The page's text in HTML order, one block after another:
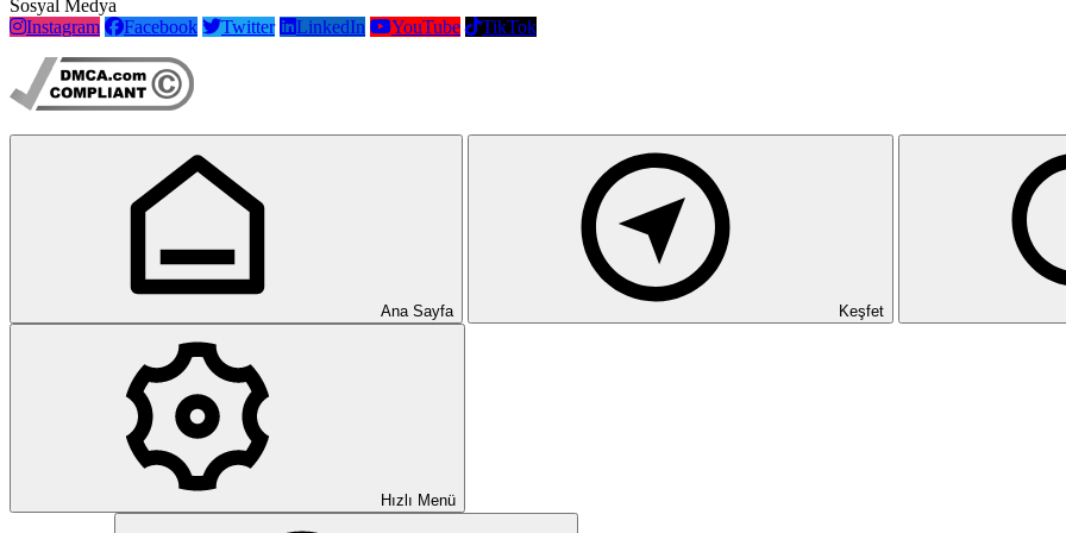
Sosyal Medya
Instagram
Facebook Twitter LinkedIn YouTube TikTok
Ana Sayfa Keşfet
Hızlı Menü